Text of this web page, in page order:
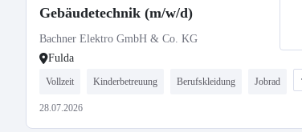
Gebäudetechnik (m/w/d)
Bachner Elektro GmbH & Co. KG
Fulda
Vollzeit Kinderbetreuung Berufskleidung Jobrad
28.07.2026